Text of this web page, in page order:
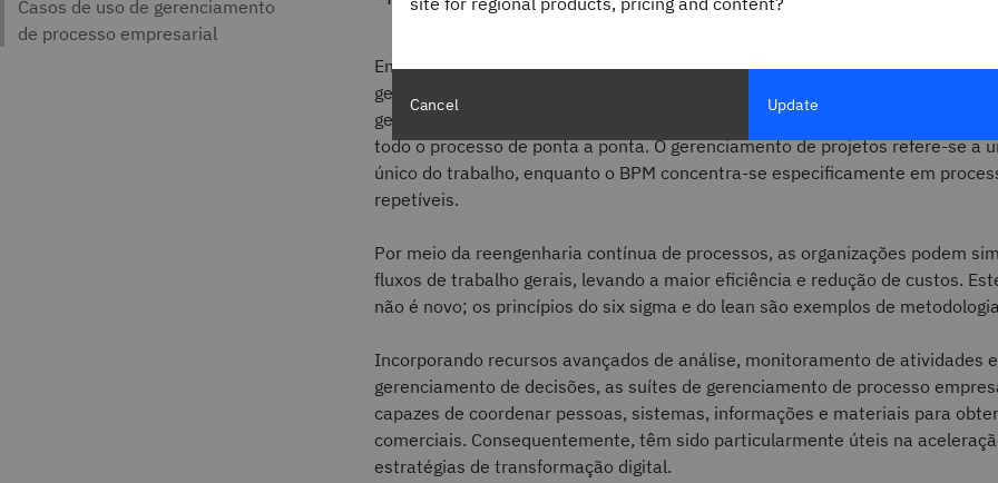
Embora às vezes seja confundido com gerenciamento de tarefas e projetos,
gerenciamento de processo empresarial é mais amplo do que esses tópicos
gerenciamento de tarefas concentra-se em tarefas individuais, enquanto o
todo o processo de ponta a ponta. O gerenciamento de projetos refere-se a
único do trabalho, enquanto o BPM concentra-se especificamente em
repetíveis.
Por meio da reengenharia contínua de processos, as organizações podem
fluxos de trabalho gerais, levando a maior eficiência e redução de custos.
não é novo; os princípios do six sigma e do lean são exemplos de
Incorporando recursos avançados de análise, monitoramento de atividades e
gerenciamento de decisões, as suítes de gerenciamento de processo
capazes de coordenar pessoas, sistemas, informações e materiais para
comerciais. Consequentemente, têm sido particularmente úteis na
estratégias de transformação digital.
Cancel Update